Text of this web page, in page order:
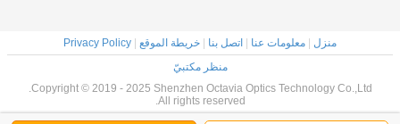
منزل | معلومات عنا | اتصل بنا | خريطة الموقع |
Privacy Policy
منظر مكتبيّ
Copyright © 2019 - 2025 Shenzhen Octavia Optics Technology Co.,Ltd.
All rights reserved.